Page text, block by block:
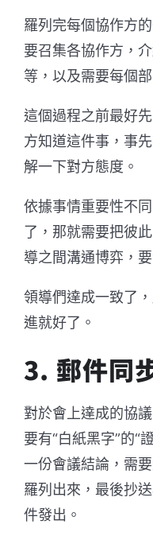
羅列完每個協作方
要召集各協作方，
等，以及需要每個
這個過程之前最好
方知道這件事，事
解一下對方態度。
依據事情重要性不
了，那就需要把彼
導之間溝通博弈，
領導們達成一致了
進就好了。
3. 郵件同
對於會上達成的協
要有“白紙黑字”的“
一份會議結論，需
羅列出來，最後抄
件發出。